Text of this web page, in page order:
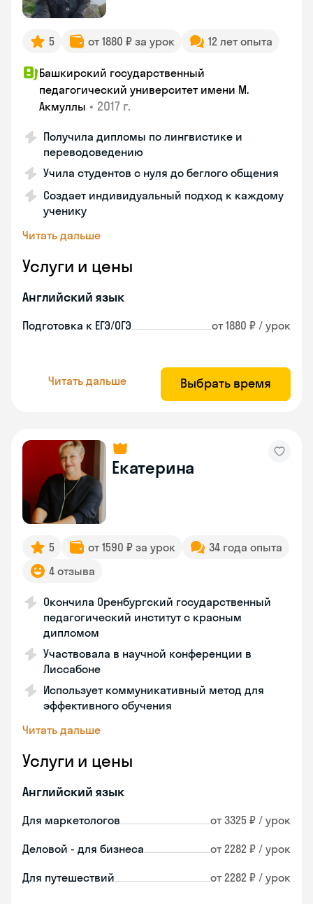
5 от 1880 ₽ за урок 12 лет опыта
Башкирский государственный
педагогический университет имени М.
Акмуллы • 2017 г.
Получила дипломы по лингвистике и
переводоведению
Учила студентов с нуля до беглого общения
Создает индивидуальный подход к каждому
ученику
Читать дальше
Услуги и цены
Английский язык
Подготовка к ЕГЭ/ОГЭ от 1880 ₽ / урок
Читать дальше Выбрать время
Екатерина
5 от 1590 ₽ за урок
34 года опыта
4 отзыва
Окончила Оренбургский государственный
педагогический институт с красным
дипломом
Участвовала в научной конференции в
Лиссабоне
Использует коммуникативный метод для
эффективного обучения
Читать дальше
Услуги и цены
Английский язык
Для маркетологов от 3325 ₽ / урок
Деловой - для бизнеса от 2282 ₽ / урок
Для путешествий от 2282 ₽ / урок